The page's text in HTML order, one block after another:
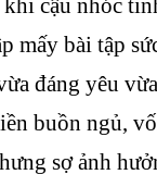
khi cậu nhóc
mấy bài tập
đáng yêu
buồn ngủ,
sợ ảnh